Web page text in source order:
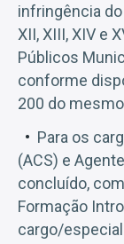
infringência do
XII, XIII, XIV e
Públicos
conforme
200 do
Para os
(ACS) e
concluído,
Formação
cargo/